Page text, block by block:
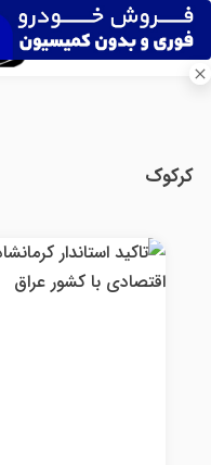
کرکوک